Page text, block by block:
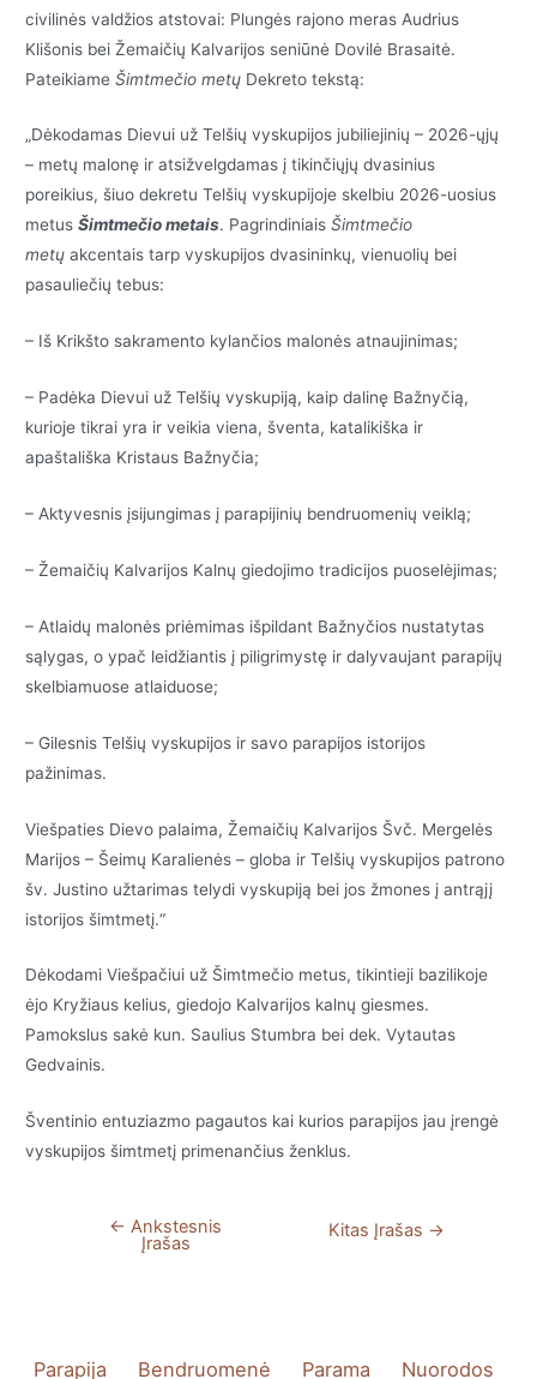
civilinės valdžios atstovai: Plungės rajono meras Audrius
Klišonis bei Žemaičių Kalvarijos seniūnė Dovilė Brasaitė.
PateikiameŠimtmečio metų Dekreto tekstą:
„Dėkodamas Dievui už Telšių vyskupijos jubiliejinių – 2026-ųjų
– metų malonę ir atsižvelgdamas į tikinčiųjų dvasinius
poreikius, šiuo dekretu Telšių vyskupijoje skelbiu 2026-uosius
metusŠimtmečio metais. PagrindiniaisŠimtmečio
metųakcentais tarp vyskupijos dvasininkų, vienuolių bei
pasauliečių tebus:
– Iš Krikšto sakramento kylančios malonės atnaujinimas;
– Padėka Dievui už Telšių vyskupiją, kaip dalinę Bažnyčią,
kurioje tikrai yra ir veikia viena, šventa, katalikiška ir
apaštališka Kristaus Bažnyčia;
– Aktyvesnis įsijungimas į parapijinių bendruomenių veiklą;
– Žemaičių Kalvarijos Kalnų giedojimo tradicijos puoselėjimas;
– Atlaidų malonės priėmimas išpildant Bažnyčios nustatytas
sąlygas, o ypač leidžiantis į piligrimystę ir dalyvaujant parapijų
skelbiamuose atlaiduose;
– Gilesnis Telšių vyskupijos ir savo parapijos istorijos
pažinimas.
Viešpaties Dievo palaima, Žemaičių Kalvarijos Švč. Mergelės
Marijos – Šeimų Karalienės – globa ir Telšių vyskupijos patrono
šv. Justino užtarimas telydi vyskupiją bei jos žmones į antrąjį
istorijos šimtmetį.“
Dėkodami Viešpačiui už Šimtmečio metus, tikintieji bazilikoje
ėjo Kryžiaus kelius, giedojo Kalvarijos kalnų giesmes.
Pamokslus sakė kun. Saulius Stumbra bei dek. Vytautas
Gedvainis.
Šventinio entuziazmo pagautos kai kurios parapijos jau įrengė
vyskupijos šimtmetį primenančius ženklus.
Navigacija
← Ankstesnis
Įrašas
Kitas Įrašas →
Parapija Bendruomenė Parama Nuorodos